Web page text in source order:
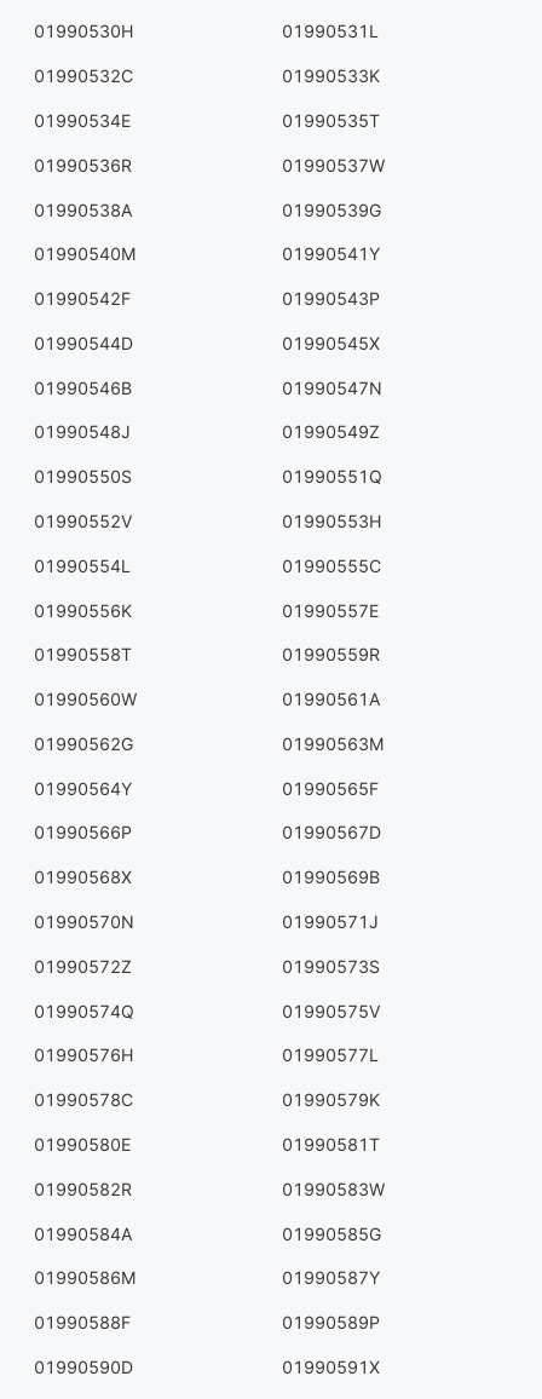
01990530H 01990531L
01990532C 01990533K
01990534E 01990535T
01990536R 01990537W
01990538A 01990539G
01990540M 01990541Y
01990542F 01990543P
01990544D 01990545X
01990546B 01990547N
01990548J 01990549Z
01990550S 01990551Q
01990552V 01990553H
01990554L 01990555C
01990556K 01990557E
01990558T 01990559R
01990560W 01990561A
01990562G 01990563M
01990564Y 01990565F
01990566P 01990567D
01990568X 01990569B
01990570N 01990571J
01990572Z 01990573S
01990574Q 01990575V
01990576H 01990577L
01990578C 01990579K
01990580E 01990581T
01990582R 01990583W
01990584A 01990585G
01990586M 01990587Y
01990588F 01990589P
01990590D 01990591X